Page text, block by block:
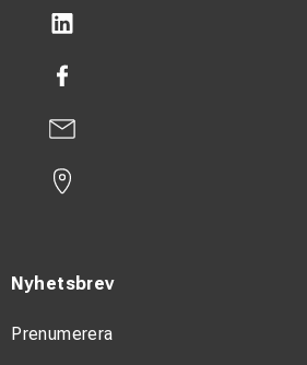
Nyhetsbrev
Prenumerera